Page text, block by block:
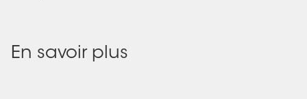
En savoir plus